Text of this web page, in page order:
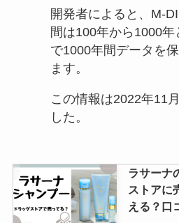
開発者によると、M-
間は100年から1000
で1000年間データを
ます。
この情報は2022年11
した。
ラサーナ
ストアに
える？口